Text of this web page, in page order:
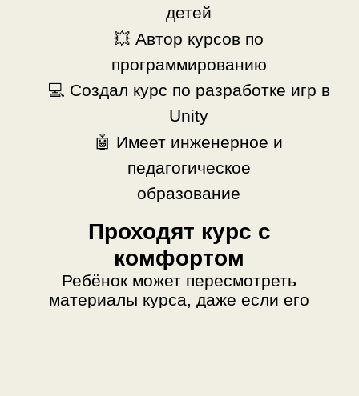
Проходят курс с
комфортом
Ребёнок может пересмотреть
материалы курса, даже если его
пришлось пропустить: все записи
сохраняются. Если возникнут
вопросы, кураторы GeekSchool придут
на помощь.